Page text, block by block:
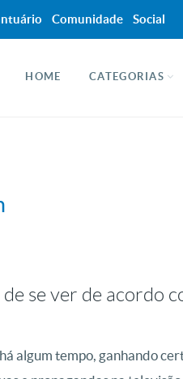
HOME CATEGORIAS
se ver de acordo
algum tempo, ganhando
Comunidade Social